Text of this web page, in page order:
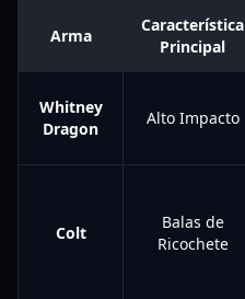
Arma
Característica
Principal
Whitney
Dragon
Alto Impacto
Colt
Balas de
Ricochete